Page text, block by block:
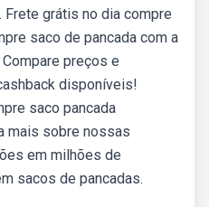
grátis no dia compre
saco de pancada com a
preços e
disponíveis!
saco pancada
mais sobre nossas
em milhões de
sacos de pancadas.